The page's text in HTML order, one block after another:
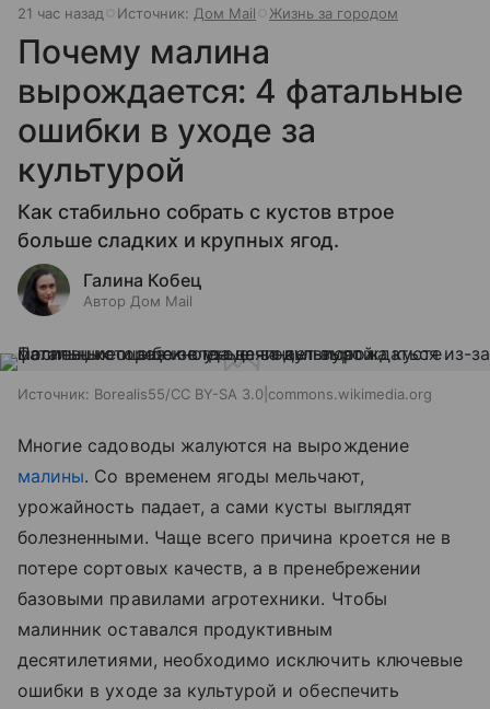
21 час назад Источник: Дом Mail Жизнь за городом
Почему малина
вырождается: 4 фатальные
ошибки в уходе за
культурой
Как стабильно собрать с кустов втрое
больше сладких и крупных ягод.
Галина Кобец
Автор Дом Mail
Источник: Borealis55/CC BY-SA 3.0|commons.wikimedia.org
Многие садоводы жалуются на вырождение
малины. Со временем ягоды мельчают,
урожайность падает, а сами кусты выглядят
болезненными. Чаще всего причина кроется не в
потере сортовых качеств, а в пренебрежении
базовыми правилами агротехники. Чтобы
малинник оставался продуктивным
десятилетиями, необходимо исключить ключевые
ошибки в уходе за культурой и обеспечить